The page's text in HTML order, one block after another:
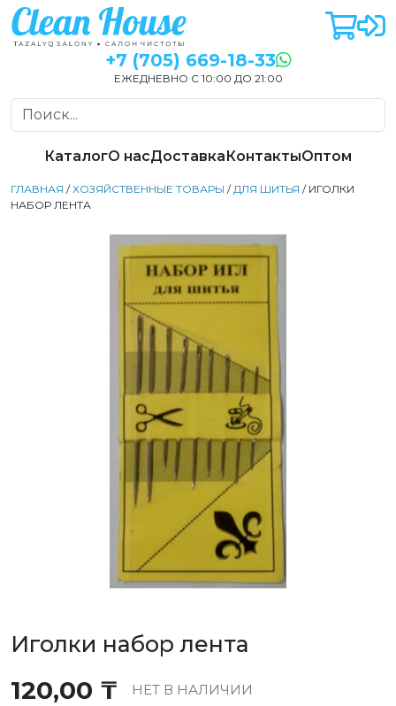
+7 (705) 669-18-33
ЕЖЕДНЕВНО С 10:00 ДО 21:00
КаталогО насДоставкаКонтактыОптом
ГЛАВНАЯ /ХОЗЯЙСТВЕННЫЕ ТОВАРЫ /ДЛЯ ШИТЬЯ / ИГОЛКИ
НАБОР ЛЕНТА
Иголки набор лента
120,00 ₸ НЕТ В НАЛИЧИИ